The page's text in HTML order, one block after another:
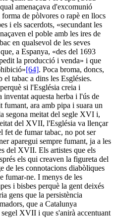
amenaçava d'excomunió
de pòlvores o rapè en llocs
i els sacerdots, «secundant les
el poble amb les ires de
en qualsevol de les seves
a Espanya, «des del 1693
la producció i venda» i que
[64]. Poca broma, doncs,
el tabac a dins les Esglésies.
si l'Església creia i
aquesta herba i l'ús de
fumant, ara amb pipa i suara un
segona meitat del segle XVI i,
del XVII, l'Església va llençar
fet de fumar tabac, no pot ser
aparegui sempre fumant, ja a les
del XVII. Els artistes que els
els qui creaven la figureta del
de les connotacions diabòliques
fumar-ne. I menys de les
i bisbes perquè la gent deixés
gens que la persistència
que a Catalunya
XVII i que s'anirà accentuant